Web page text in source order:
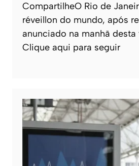
CompartilheO Rio de
réveillon do mundo, após
anunciado na manhã
Clique aqui para seguir